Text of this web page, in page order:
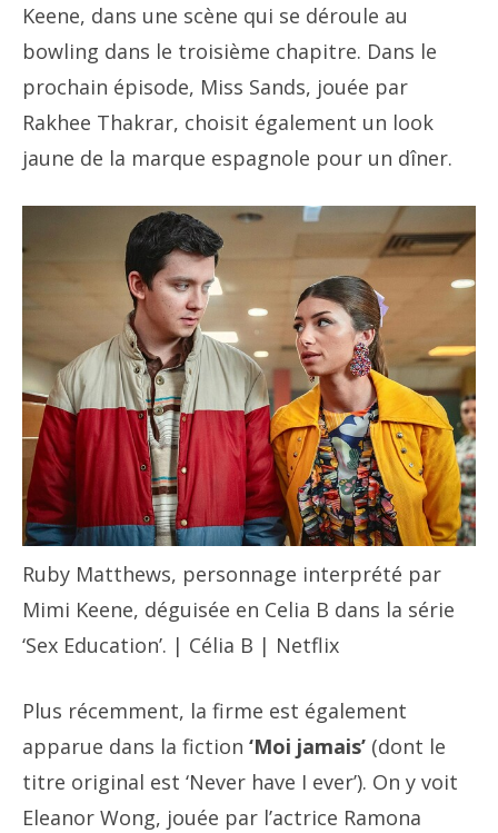
Keene, dans une scène qui se déroule au
bowling dans le troisième chapitre. Dans le
prochain épisode, Miss Sands, jouée par
Rakhee Thakrar, choisit également un look
jaune de la marque espagnole pour un dîner.
Ruby Matthews, personnage interprété par
Mimi Keene, déguisée en Celia B dans la série
‘Sex Education’. | Célia B | Netflix
Plus récemment, la firme est également
apparue dans la fiction ‘Moi jamais’ (dont le
titre original est ‘Never have I ever’). On y voit
Eleanor Wong, jouée par l’actrice Ramona